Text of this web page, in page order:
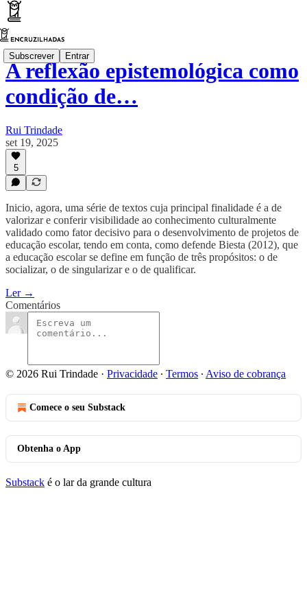
Subscrever Entrar
A reflexão epistemológica como
condição de…
Rui Trindade
set 19, 2025
5
Inicio, agora, uma série de textos cuja principal finalidade é a de
valorizar e conferir visibilidade ao conhecimento culturalmente
validado como fator decisivo para o desenvolvimento de projetos de
educação escolar, tendo em conta, como defende Biesta (2012), que
a educação escolar se define em função de três propósitos: o de
socializar, o de singularizar e o de qualificar.
Ler →
Comentários
© 2026 Rui Trindade · Privacidade ∙ Termos ∙ Aviso de cobrança
Comece o seu Substack
Obtenha o App
Substack é o lar da grande cultura